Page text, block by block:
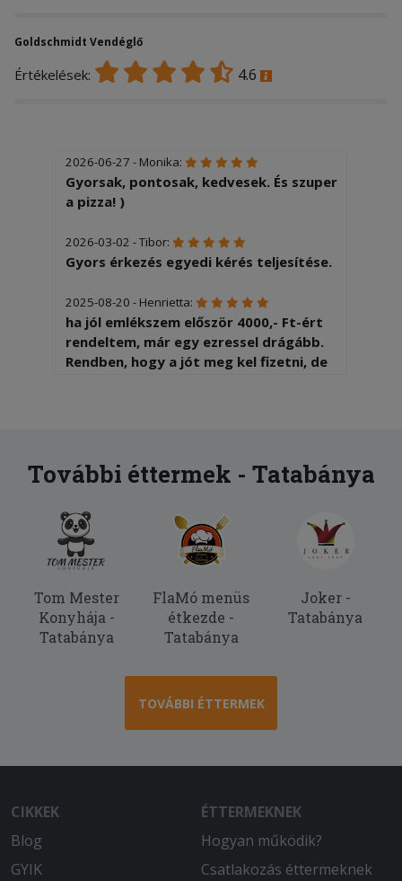
Goldschmidt Vendéglő
Értékelések: 4.6
2026-06-27 - Monika:
Gyorsak, pontosak, kedvesek. És szuper
a pizza! )
2026-03-02 - Tibor:
Gyors érkezés egyedi kérés teljesítése.
2025-08-20 - Henrietta:
ha jól emlékszem először 4000,- Ft-ért
rendeltem, már egy ezressel drágább.
Rendben, hogy a jót meg kel fizetni, de
További éttermek - Tatabánya
Tom Mester
Konyhája -
Tatabánya
FlaMó menüs
étkezde -
Tatabánya
Joker -
Tatabánya
TOVÁBBI ÉTTERMEK
CIKKEK
Blog
GYIK
ÉTTERMEKNEK
Hogyan működik?
Csatlakozás éttermeknek